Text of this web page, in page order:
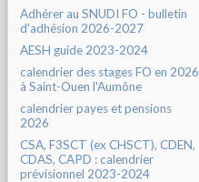
Adhérer au SNUDI FO - bulletin
d'adhésion 2026-2027
AESH guide 2023-2024
calendrier des stages FO en 2026
à Saint-Ouen l'Aumône
calendrier payes et pensions
2026
CSA, F3SCT (ex CHSCT), CDEN,
CDAS, CAPD : calendrier
prévisionnel 2023-2024